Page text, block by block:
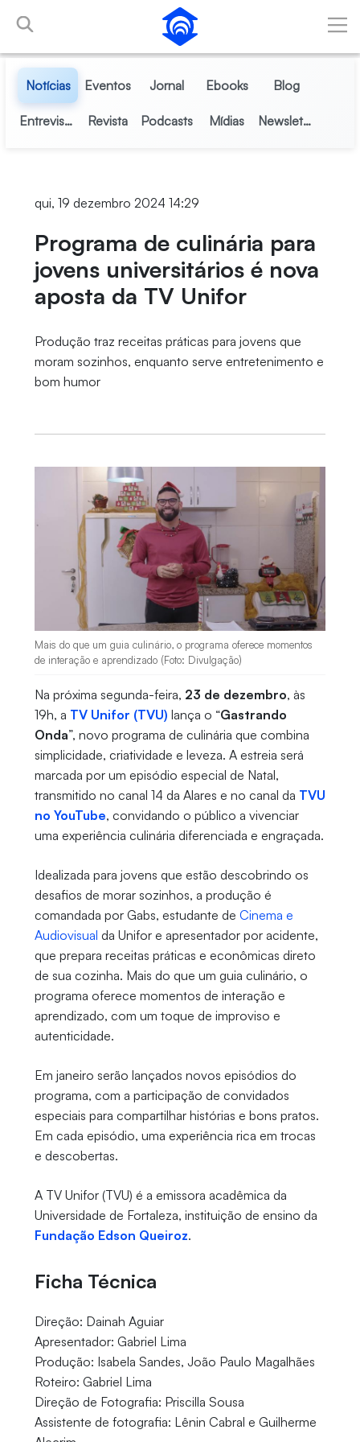
Pular para o Conteúdo principal
Notícias Eventos Jornal Ebooks Blog
Entrevistas Revista Podcasts Mídias Newsletter
qui, 19 dezembro 2024 14:29
Programa de culinária para
jovens universitários é nova
aposta da TV Unifor
Produção traz receitas práticas para jovens que
moram sozinhos, enquanto serve entretenimento e
bom humor
Mais do que um guia culinário, o programa oferece momentos
de interação e aprendizado (Foto: Divulgação)
Na próxima segunda-feira, 23 de dezembro, às
19h, a TV Unifor (TVU) lança o “Gastrando
Onda”, novo programa de culinária que combina
simplicidade, criatividade e leveza. A estreia será
marcada por um episódio especial de Natal,
transmitido no canal 14 da Alares e no canal da TVU
no YouTube, convidando o público a vivenciar
uma experiência culinária diferenciada e engraçada.
Idealizada para jovens que estão descobrindo os
desafios de morar sozinhos, a produção é
comandada por Gabs, estudante de Cinema e
Audiovisual da Unifor e apresentador por acidente,
que prepara receitas práticas e econômicas direto
de sua cozinha. Mais do que um guia culinário, o
programa oferece momentos de interação e
aprendizado, com um toque de improviso e
autenticidade.
Em janeiro serão lançados novos episódios do
programa, com a participação de convidados
especiais para compartilhar histórias e bons pratos.
Em cada episódio, uma experiência rica em trocas
e descobertas.
A TV Unifor (TVU) é a emissora acadêmica da
Universidade de Fortaleza, instituição de ensino da
Fundação Edson Queiroz.
Ficha Técnica
Direção: Dainah Aguiar
Apresentador: Gabriel Lima
Produção: Isabela Sandes, João Paulo Magalhães
Roteiro: Gabriel Lima
Direção de Fotografia: Priscilla Sousa
Assistente de fotografia: Lênin Cabral e Guilherme